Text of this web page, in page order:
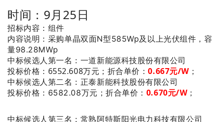
时间：9月25日
招标内容：组件
内容说明：采购单晶双面N型585Wp及以上光伏组件，容
量98.28MWp
中标候选人第一名 ：一道新能源科技股份有限公司
投标价格：6552.608万元； 折合单价：0.667元/W；
中标候选人第二名 ：正泰新能科技股份有限公司
投标价格：6582.08万元；折合单价： 0.670元/W；
中标候选人第三名 ：常熟阿特斯阳光电力科技有限公司